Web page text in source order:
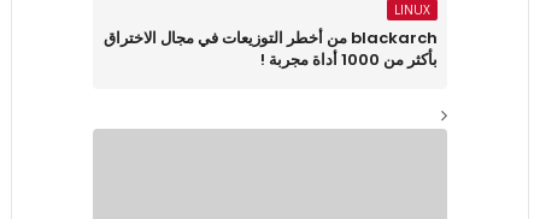
LINUX
blackarch من أخطر التوزيعات في مجال الاختراق
بأكثر من 1000 أداة مجربة !